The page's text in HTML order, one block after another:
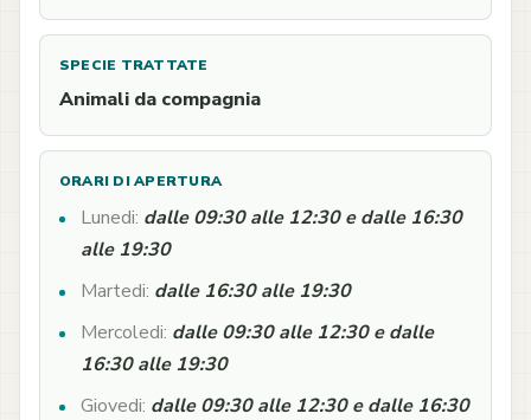
SPECIE TRATTATE
Animali da compagnia
ORARI DI APERTURA
Lunedi: dalle 09:30 alle 12:30 e dalle 16:30
alle 19:30
Martedi: dalle 16:30 alle 19:30
Mercoledi: dalle 09:30 alle 12:30 e dalle
16:30 alle 19:30
Giovedi: dalle 09:30 alle 12:30 e dalle 16:30